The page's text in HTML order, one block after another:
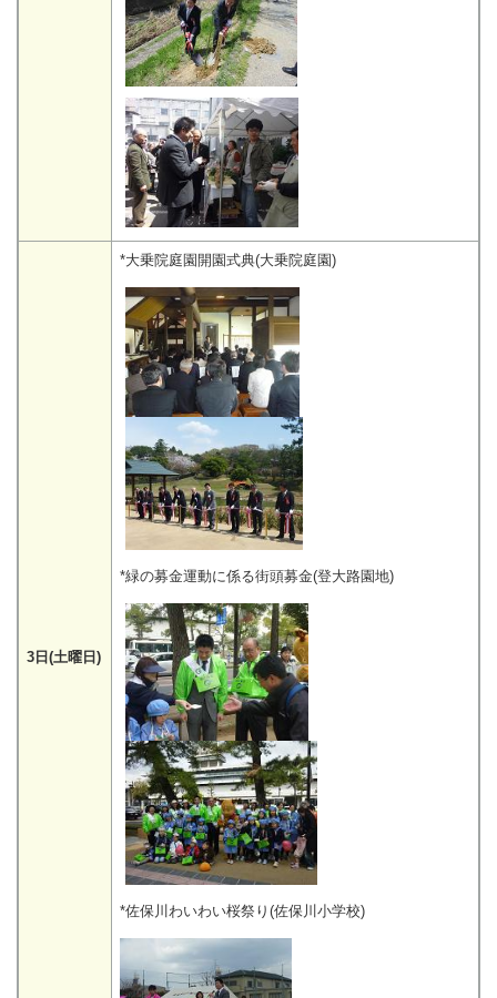
3日(土曜日)
*大乗院庭園開園式典(大乗院庭園)
*緑の募金運動に係る街頭募金(登大路園地)
*佐保川わいわい桜祭り(佐保川小学校)